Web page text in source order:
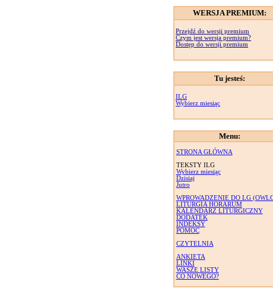
WERSJA PREMIUM:
Przejdź do wersji premium
Czym jest wersja premium?
Dostęp do wersji premium
Tu jesteś:
ILG
Wybierz miesiąc
Menu:
STRONA GŁÓWNA
TEKSTY ILG
Wybierz miesiąc
Dzisiaj
Jutro
WPROWADZENIE DO LG
LITURGIA HORARUM
KALENDARZ LITURGICZNY
DODATEK
INDEKSY
POMOC
CZYTELNIA
ANKIETA
LINKI
WASZE LISTY
CO NOWEGO?